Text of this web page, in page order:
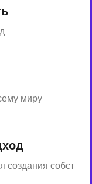
миру
создания собст